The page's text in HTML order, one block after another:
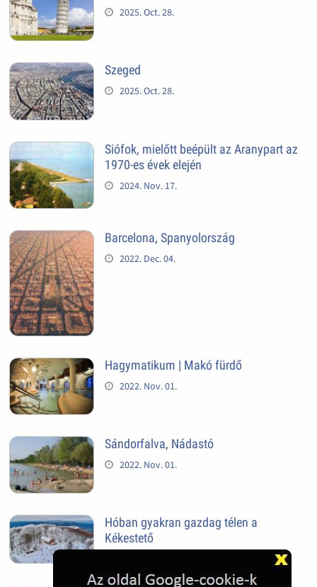
2025. Oct. 28.
Szeged
2025. Oct. 28.
Siófok, mielőtt beépült az Aranypart az
1970-es évek elején
2024. Nov. 17.
Barcelona, Spanyolország
2022. Dec. 04.
Hagymatikum | Makó fürdő
2022. Nov. 01.
Sándorfalva, Nádastó
2022. Nov. 01.
Hóban gyakran gazdag télen a
Kékestető